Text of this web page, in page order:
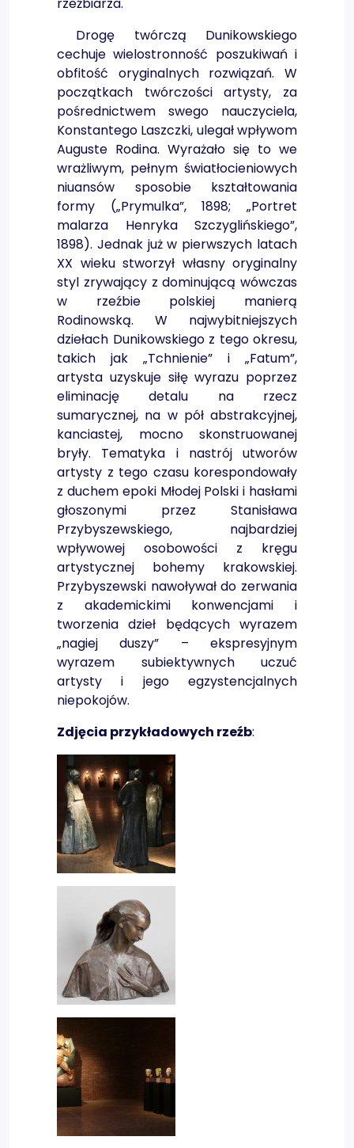
Drogę twórczą Dunikowskiego
cechuje wielostronność poszukiwań i
obfitość oryginalnych rozwiązań. W
początkach twórczości artysty, za
pośrednictwem swego nauczyciela,
Konstantego Laszczki, ulegał wpływom
Auguste Rodina. Wyrażało się to we
wrażliwym, pełnym światłocieniowych
niuansów sposobie kształtowania
formy („Prymulka”, 1898; „Portret
malarza Henryka Szczyglińskiego”,
1898). Jednak już w pierwszych latach
XX wieku stworzył własny oryginalny
styl zrywający z dominującą wówczas
w rzeźbie polskiej manierą
Rodinowską. W najwybitniejszych
dziełach Dunikowskiego z tego okresu,
takich jak „Tchnienie” i „Fatum”,
artysta uzyskuje siłę wyrazu poprzez
eliminację detalu na rzecz
sumarycznej, na w pół abstrakcyjnej,
kanciastej, mocno skonstruowanej
bryły. Tematyka i nastrój utworów
artysty z tego czasu korespondowały
z duchem epoki Młodej Polski i hasłami
głoszonymi przez Stanisława
Przybyszewskiego, najbardziej
wpływowej osobowości z kręgu
artystycznej bohemy krakowskiej.
Przybyszewski nawoływał do zerwania
z akademickimi konwencjami i
tworzenia dzieł będących wyrazem
„nagiej duszy” – ekspresyjnym
wyrazem subiektywnych uczuć
artysty i jego egzystencjalnych
niepokojów.
Zdjęcia przykładowych rzeźb: